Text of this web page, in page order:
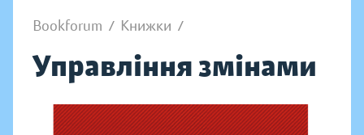
Bookforum / Книжки /
Управління змінами